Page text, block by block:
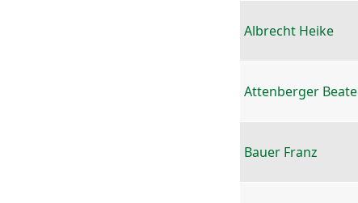
Albrecht Heike
Attenberger Beate
Bauer Franz